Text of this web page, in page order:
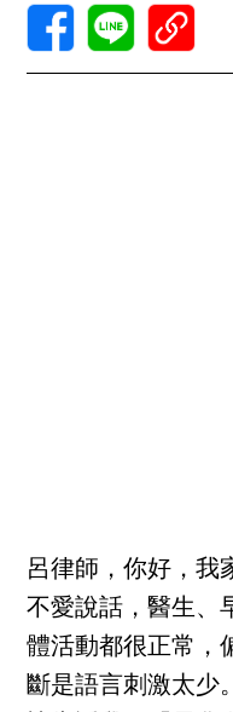
呂律師，你好，我
不愛說話，醫生、
體活動都很正常，
斷是語言刺激太少